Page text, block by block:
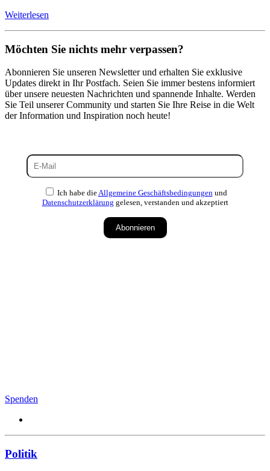
Weiterlesen
Möchten Sie nichts mehr verpassen?
Abonnieren Sie unseren Newsletter und erhalten Sie exklusive
Updates direkt in Ihr Postfach. Seien Sie immer bestens informiert
über unsere neuesten Nachrichten und spannende Inhalte. Werden
Sie Teil unserer Community und starten Sie Ihre Reise in die Welt
der Information und Inspiration noch heute!
Ich habe die Allgemeine Geschäftsbedingungen und
Datenschutzerklärung gelesen, verstanden und akzeptiert
Abonnieren
Spenden
Politik